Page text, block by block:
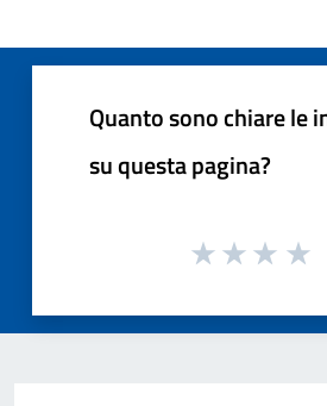
Quanto sono chiare le
su questa pagina?